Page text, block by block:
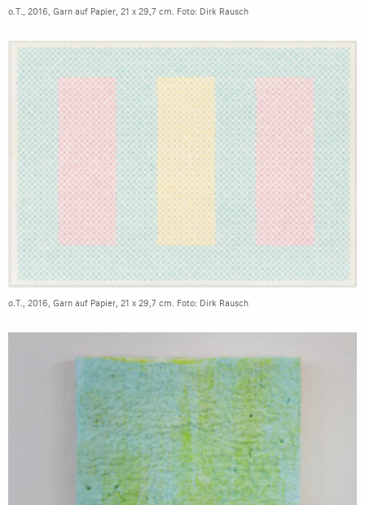
o.T., 2016, Garn auf Papier, 21 x 29,7 cm. Foto: Dirk Rausch
o.T., 2016, Garn auf Papier, 21 x 29,7 cm. Foto: Dirk Rausch